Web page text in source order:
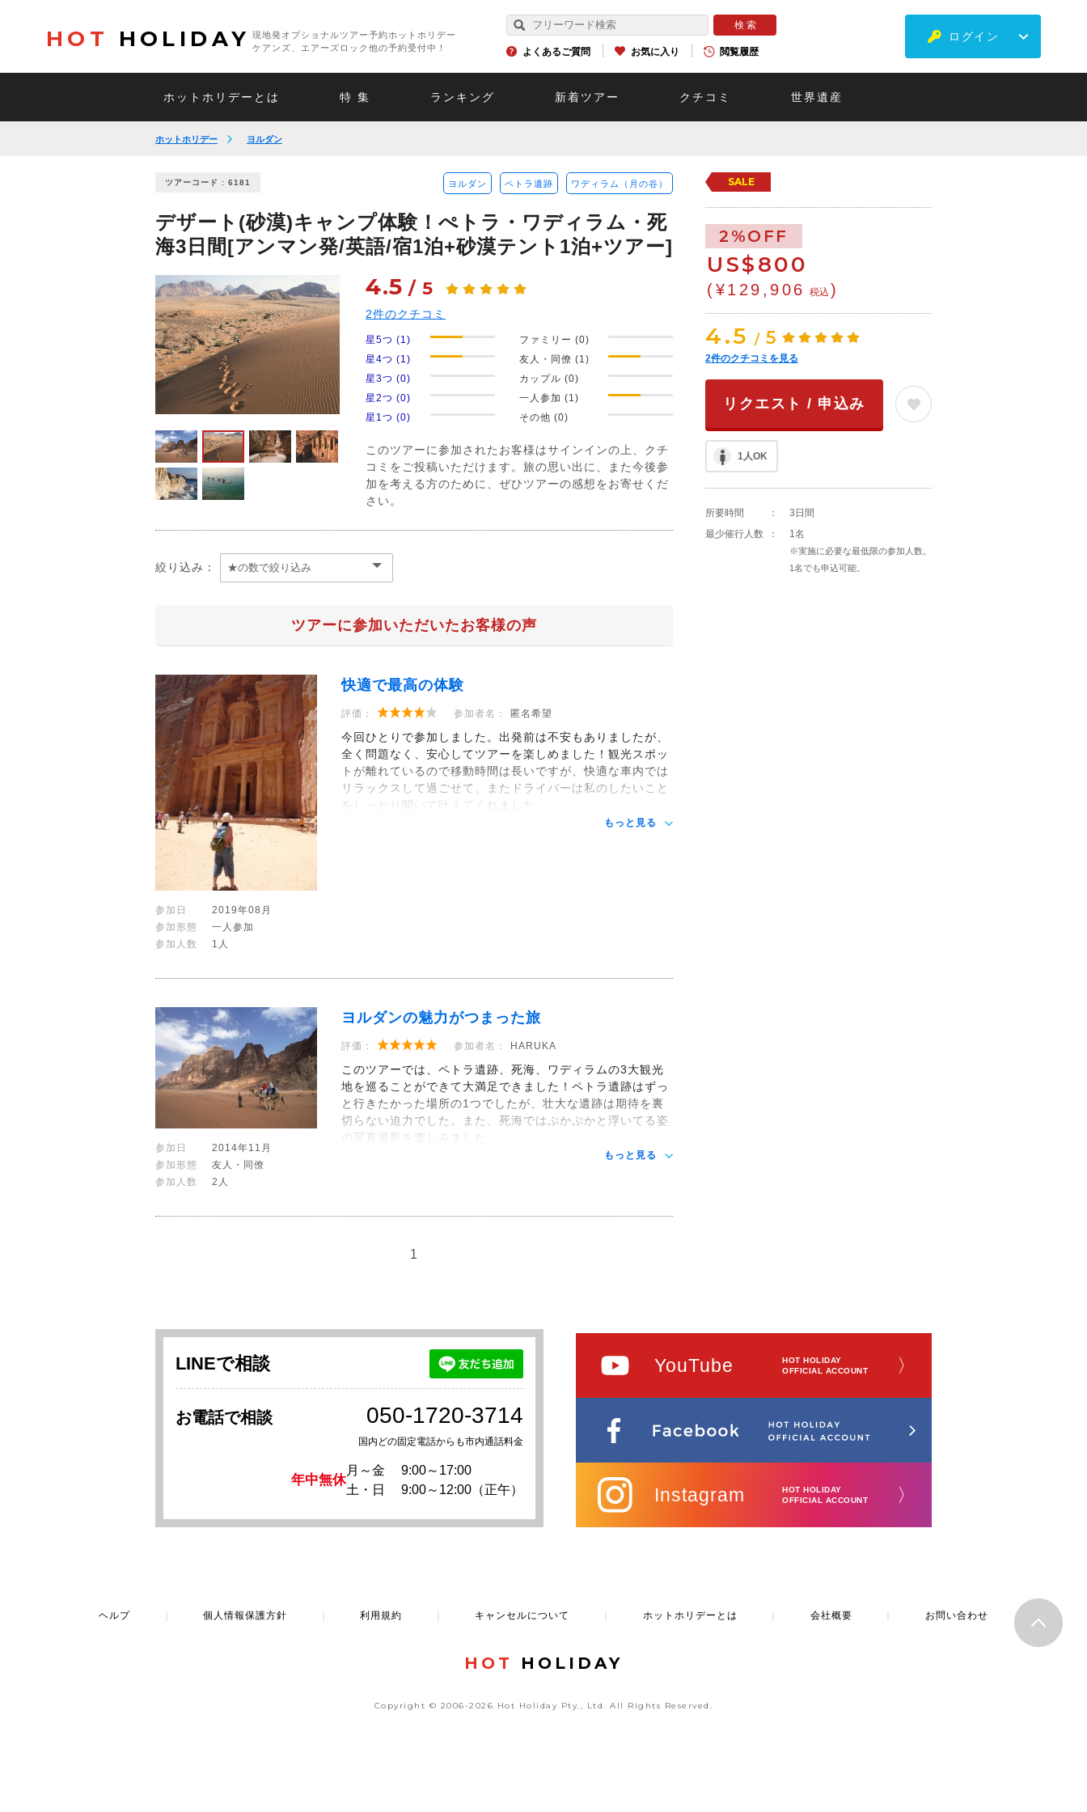
HOT HOLIDAY
現地発オプショナルツアー予約ホットホリデー
ケアンズ、エアーズロック他の予約受付中！
よくあるご質問 お気に入り 閲覧履歴
ログイン
ホットホリデーとは 特 集 ランキング 新着ツアー クチコミ 世界遺産
ホットホリデー ヨルダン
ツアーコード : 6181 ヨルダン ペトラ遺跡 ワディラム（月の谷）
デザート(砂漠)キャンプ体験！ぺトラ・ワディラム・死
海3日間[アンマン発/英語/宿1泊+砂漠テント1泊+ツアー]
4.5 / 5
2件のクチコミ
星5つ (1)
星4つ (1)
星3つ (0)
星2つ (0)
星1つ (0)
ファミリー (0)
友人・同僚 (1)
カップル (0)
一人参加 (1)
その他 (0)
このツアーに参加されたお客様はサインインの上、クチ
コミをご投稿いただけます。旅の思い出に、また今後参
加を考える方のために、ぜひツアーの感想をお寄せくだ
さい。
絞り込み：
ツアーに参加いただいたお客様の声
快適で最高の体験
評価： 参加者名： 匿名希望
今回ひとりで参加しました。出発前は不安もありましたが、
全く問題なく、安心してツアーを楽しめました！観光スポッ
トが離れているので移動時間は長いですが、快適な車内では
リラックスして過ごせて、またドライバーは私のしたいこと
をしっかり聞いて叶えてくれました。
もっと見る
参加日
2019年08月
参加形態
一人参加
参加人数
1人
ヨルダンの魅力がつまった旅
評価： 参加者名： HARUKA
このツアーでは、ペトラ遺跡、死海、ワディラムの3大観光
地を巡ることができて大満足できました！ペトラ遺跡はずっ
と行きたかった場所の1つでしたが、壮大な遺跡は期待を裏
切らない迫力でした。また、死海ではぷかぷかと浮いてる姿
の写真撮影を楽しみました。
もっと見る
参加日
2014年11月
参加形態
友人・同僚
参加人数
2人
1
SALE
2%OFF
US$800
(¥129,906 税込 )
4.5 / 5
2件のクチコミを見る
リクエスト / 申込み
1人OK
所要時間 ：
3日間
最少催行人数
： 1名
※実施に必要な最低限の参加人数。
1名でも申込可能。
LINEで相談
お電話で相談 050-1720-3714
国内どの固定電話からも市内通話料金
年中無休
月～金
9:00～17:00
土・日
9:00～12:00（正午）
YouTube
HOT HOLIDAY
OFFICIAL ACCOUNT
〉
Instagram
HOT HOLIDAY
OFFICIAL ACCOUNT
〉
ヘルプ 個人情報保護方針 利用規約 キャンセルについて ホットホリデーとは 会社概要 お問い合わせ
HOT HOLIDAY
Copyright © 2006-2026 Hot Holiday Pty., Ltd.All Rights Reserved.